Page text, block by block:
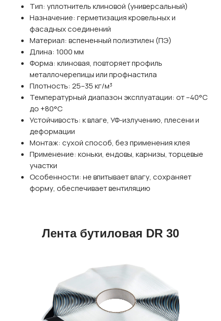
Тип: уплотнитель клиновой (универсальный)
Назначение: герметизация кровельных и
фасадных соединений
Материал: вспененный полиэтилен (ПЭ)
Длина: 1000 мм
Форма: клиновая, повторяет профиль
металлочерепицы или профнастила
Плотность: 25–35 кг/м³
Температурный диапазон эксплуатации: от –40°C
до +80°C
Устойчивость: к влаге, УФ-излучению, плесени и
деформации
Монтаж: сухой способ, без применения клея
Применение: коньки, ендовы, карнизы, торцевые
участки
Особенности: не впитывает влагу, сохраняет
форму, обеспечивает вентиляцию
Лента бутиловая DR 30